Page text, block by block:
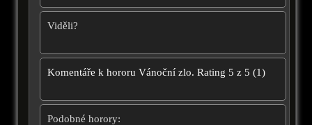
Viděli?
Komentáře k hororu Vánoční zlo. Rating 5 z 5 (1)
Podobné horory: